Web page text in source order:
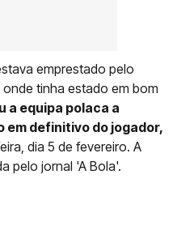
emprestado pelo
tinha estado em bom
a equipa polaca a
definitivo do jogador,
dia 5 de fevereiro. A
pelo jornal 'A Bola'.